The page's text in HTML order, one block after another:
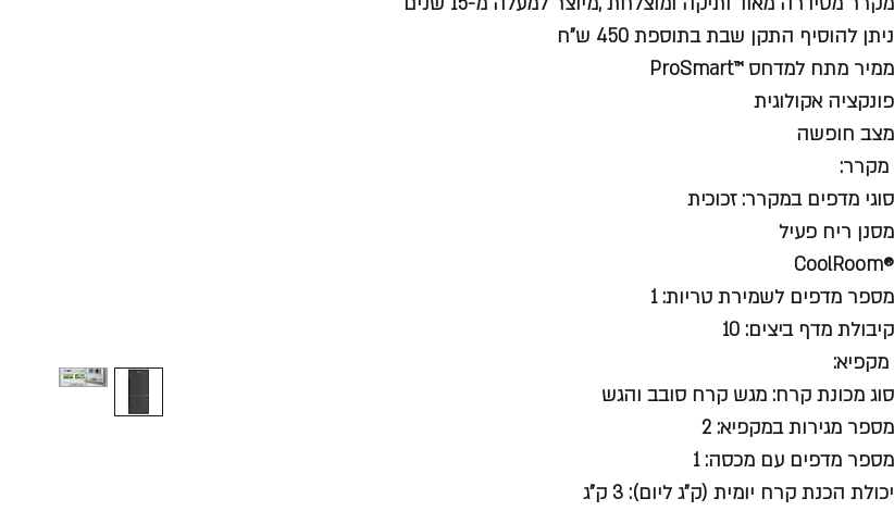
ניתן להוסיף התקן שבת בתוספת 450 ש"ח
ממיר מתח למדחס ™ProSmart
פונקציה אקולוגית
מצב חופשה
מקרר:
סוגי מדפים במקרר: זכוכית
מסנן ריח פעיל
®CoolRoom
מספר מדפים לשמירת טריות: 1
קיבולת מדף ביצים: 10
מקפיא:
סוג מכונת קרח: מגש קרח סובב והגש
מספר מגירות במקפיא: 2
מספר מדפים עם מכסה: 1
יכולת הכנת קרח יומית (ק"ג ליום): 3 ק"ג